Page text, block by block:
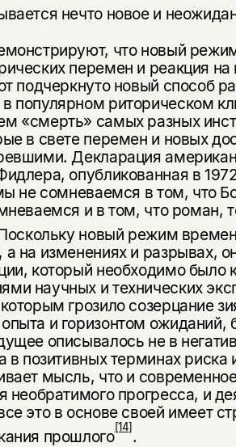
нечто новое и
что новый
перемен и реакция
подчеркнуто новый способ
по­пулярном риторическом
«смерть» самых разных
в свете перемен и новых
Декларация
опубликованная в
не сомневаемся в том, что
и в том, что роман,
новый режим
а на изменениях и разрывах,
который необходимо было
на­учных и технических
гро­зило созерцание
и горизонтом ожиданий,
описывалось не в
в позитивных терминах
мысль, что и
необратимого прогресса, и
это в основе своей имеет
прошлого[14].